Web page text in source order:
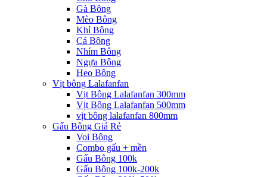
Gà Bông
Mèo Bông
Khỉ Bông
Cá Bông
Nhím Bông
Ngựa Bông
Heo Bông
Vịt bông Lalafanfan
Vịt Bông Lalafanfan 300mm
Vịt Bông Lalafanfan 500mm
vịt bông lalafanfan 800mm
Gấu Bông Giá Rẻ
Voi Bông
Combo gấu + mền
Gấu Bông 100k
Gấu Bông 100k-200k